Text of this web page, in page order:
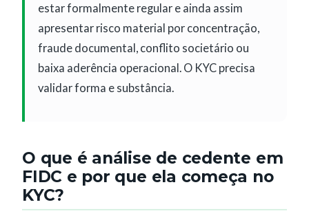
estar formalmente regular e ainda assim
apresentar risco material por concentração,
fraude documental, conflito societário ou
baixa aderência operacional. O KYC precisa
validar forma e substância.
O que é análise de cedente em
FIDC e por que ela começa no
KYC?